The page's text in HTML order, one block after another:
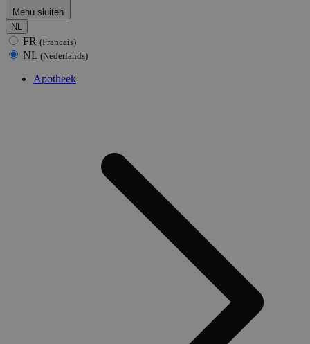
Menu sluiten
NL
FR (Francais)
NL (Nederlands)
Apotheek